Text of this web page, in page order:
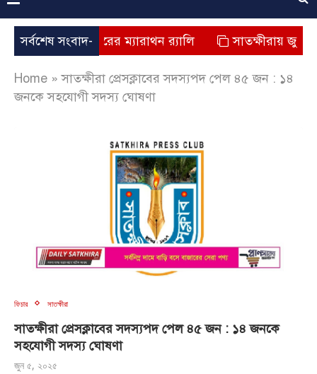
সর্বশেষ সংবাদ-
ছাত্রশিবিরের ম্যারাথন র‌্যালি সাতক্ষীরায় জুলাই
Home »সাতক্ষীরা প্রেসক্লাবের সদস্যপদ পেল ৪৫ জন : ১৪
জনকে সহযোগী সদস্য ঘোষণা
ফিচার সাতক্ষীরা
সাতক্ষীরা প্রেসক্লাবের সদস্যপদ পেল ৪৫ জন : ১৪ জনকে
সহযোগী সদস্য ঘোষণা
জুন ৫, ২০২৫